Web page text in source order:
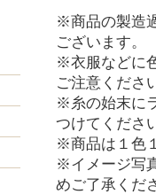
※商品の製造
ございます。
※衣服などに
ご注意くださ
※糸の始末に
つけてくださ
※商品は１色
※イメージ写
めご了承くだ